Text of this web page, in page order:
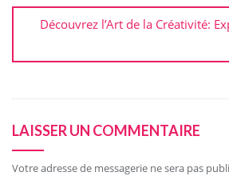
Découvrez l’Art de la Créativité:
LAISSER UN COMMENTAIRE
Votre adresse de messagerie ne sera pas